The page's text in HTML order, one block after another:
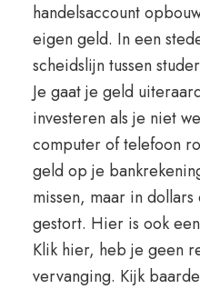
handelsaccount
eigen geld. In een
scheidslijn tussen
Je gaat je geld
investeren als je niet
computer of telefoon
geld op je
missen, maar in
gestort. Hier is ook
Klik hier, heb je geen
vervanging. Kijk